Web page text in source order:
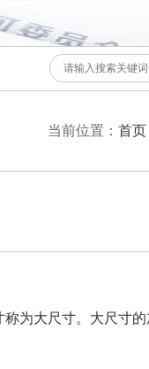
当前位置： 首页
为大尺寸。大尺寸